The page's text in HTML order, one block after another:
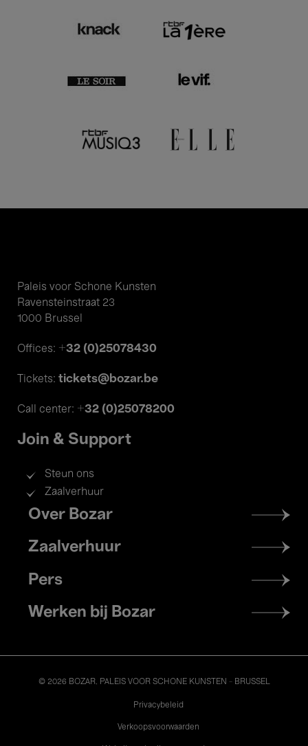
Paleis voor Schone Kunsten
Ravensteinstraat 23
1000 Brussel
Offices: +32 (0)25078430
Tickets: tickets@bozar.be
Call center: +32 (0)25078200
Join & Support
Steun ons
Zaalverhuur
Footer
menu
Over Bozar
Zaalverhuur
Pers
Werken bij Bozar
© 2026 BOZAR. PALEIS VOOR SCHONE KUNSTEN - BRUSSEL
Privacybeleid
Verkoopsvoorwaarden